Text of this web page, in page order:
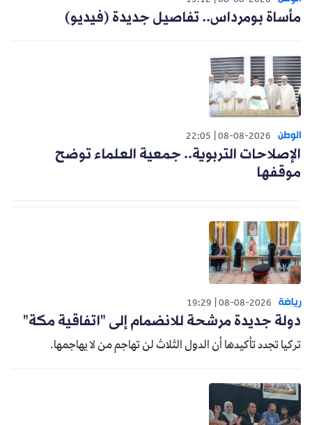
مأساة بومرداس.. تفاصيل جديدة (فيديو)
الوطن 08-08-2026
22:05
الإصلاحات التربوية.. جمعية العلماء توضح
موقفها
رياضة 08-08-2026
19:29
دولة جديدة مرشحة للانضمام إلى "اتفاقية مكة"
تركيا تجدد تأكيدها أن الدول الثلاث لن تهاجم من لا يهاجمها.